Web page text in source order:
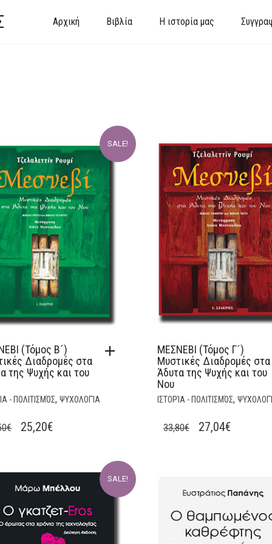
Αρχική Βιβλία Η ιστορία μας
SALE!
(Τόμος Β´)
Διαδρομές στα
της Ψυχής και του
- ΠΟΛΙΤΙΣΜΌΣ,ΨΥΧΟΛΟΓΊΑ
€
ORIGINAL
31,50€.
25,20€CURRENT
25,20€.
ΜΕΣΝΕΒΙ (Τόμος Γ´)
Μυστικές Διαδρομές στα
Άδυτα της Ψυχής και του
Νου
ΙΣΤΟΡΊΑ - ΠΟΛΙΤΙΣΜΌΣ,
33,80€
ORIGINAL
27,04€
SALE!